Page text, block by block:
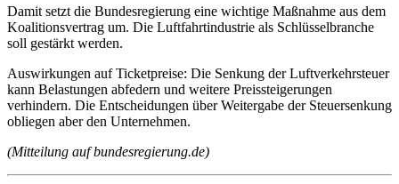
Damit setzt die Bundesregierung eine wichtige Maßnahme aus dem
Koalitionsvertrag um. Die Luftfahrtindustrie als Schlüsselbranche
soll gestärkt werden.
Auswirkungen auf Ticketpreise: Die Senkung der Luftverkehrsteuer
kann Belastungen abfedern und weitere Preissteigerungen
verhindern. Die Entscheidungen über Weitergabe der Steuersenkung
obliegen aber den Unternehmen.
(Mitteilung auf bundesregierung.de)